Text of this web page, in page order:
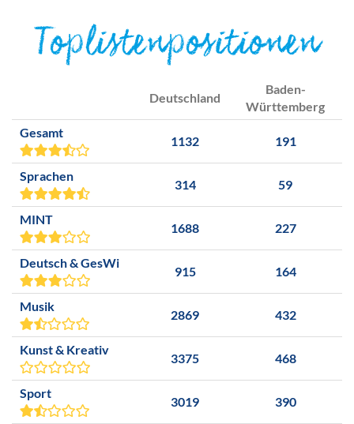
Toplistenpositionen
Deutschland
Baden-
Württemberg
Gesamt
1132 191
Sprachen
314 59
MINT
1688 227
Deutsch & GesWi
915 164
Musik
2869 432
Kunst & Kreativ
3375 468
Sport
3019 390